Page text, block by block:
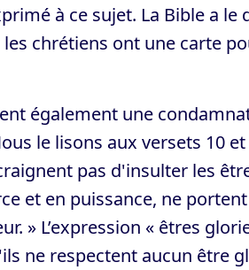
à ce sujet. La Bible a le
chrétiens ont une carte
également une
le lisons aux versets 10
pas d'insulter les
et en puissance, ne
» L’expression « êtres
ne respectent aucun être